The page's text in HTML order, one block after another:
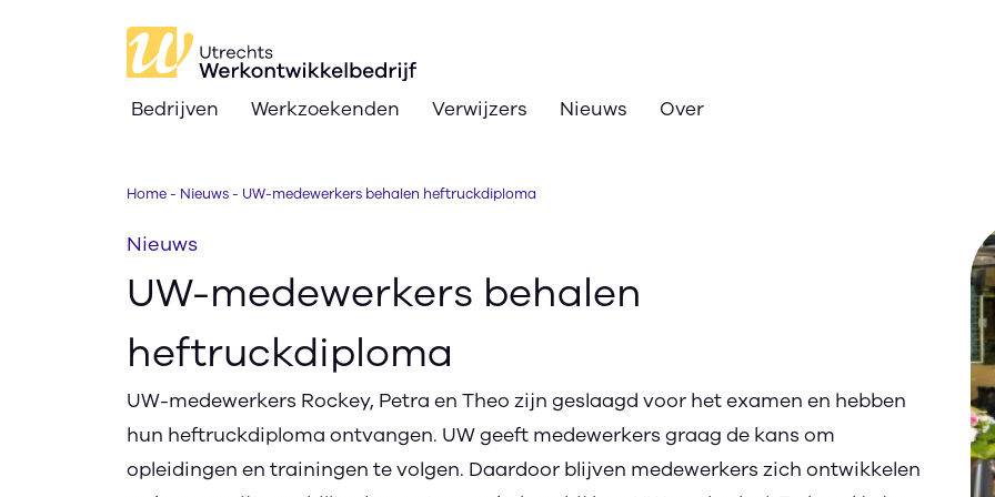
Bedrijven Werkzoekenden Verwijzers Nieuws Over
Nieuws
Over
search contrast text_format text_format Ik zoek werk
Home- Nieuws- UW-medewerkers behalen heftruckdiploma
Nieuws
UW-medewerkers behalen
heftruckdiploma
UW-medewerkers Rockey, Petra en Theo zijn geslaagd voor het examen en hebben
hun heftruckdiploma ontvangen. UW geeft medewerkers graag de kans om
opleidingen en trainingen te volgen. Daardoor blijven medewerkers zich ontwikkelen